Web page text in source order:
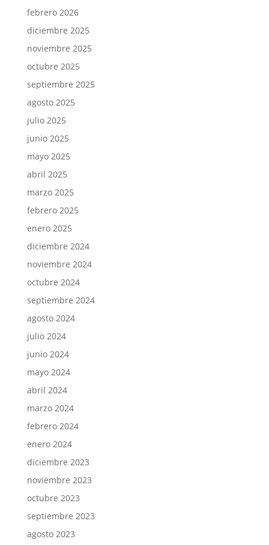
febrero 2026
diciembre 2025
noviembre 2025
octubre 2025
septiembre 2025
agosto 2025
julio 2025
junio 2025
mayo 2025
abril 2025
marzo 2025
febrero 2025
enero 2025
diciembre 2024
noviembre 2024
octubre 2024
septiembre 2024
agosto 2024
julio 2024
junio 2024
mayo 2024
abril 2024
marzo 2024
febrero 2024
enero 2024
diciembre 2023
noviembre 2023
octubre 2023
septiembre 2023
agosto 2023